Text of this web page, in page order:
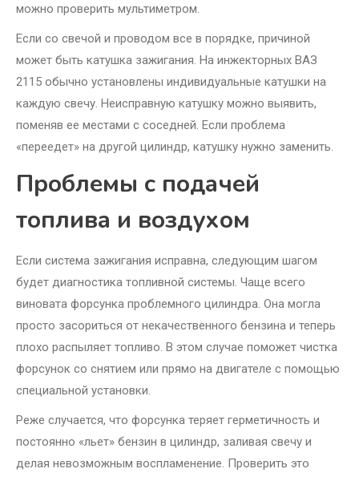
можно проверить мультиметром.
Если со свечой и проводом все в порядке, причиной
может быть катушка зажигания. На инжекторных ВАЗ
2115 обычно установлены индивидуальные катушки на
каждую свечу. Неисправную катушку можно выявить,
поменяв ее местами с соседней. Если проблема
«переедет» на другой цилиндр, катушку нужно заменить.
Проблемы с подачей
топлива и воздухом
Если система зажигания исправна, следующим шагом
будет диагностика топливной системы. Чаще всего
виновата форсунка проблемного цилиндра. Она могла
просто засориться от некачественного бензина и теперь
плохо распыляет топливо. В этом случае поможет чистка
форсунок со снятием или прямо на двигателе с помощью
специальной установки.
Реже случается, что форсунка теряет герметичность и
постоянно «льет» бензин в цилиндр, заливая свечу и
делая невозможным воспламенение. Проверить это